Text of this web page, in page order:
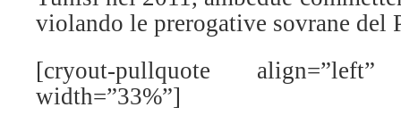
violando le prerogative sovrane del
[cryout-pullquote align=”left”
width=”33%”]